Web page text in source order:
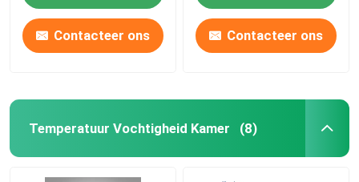
Contacteer ons Contacteer ons
Temperatuur Vochtigheid Kamer (8)